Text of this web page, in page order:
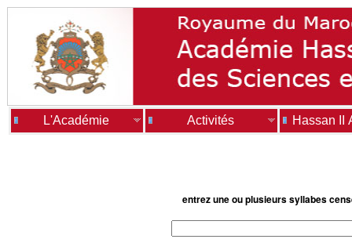
L'Académie Activités Hassan II
entrez une ou plusieurs syllabes